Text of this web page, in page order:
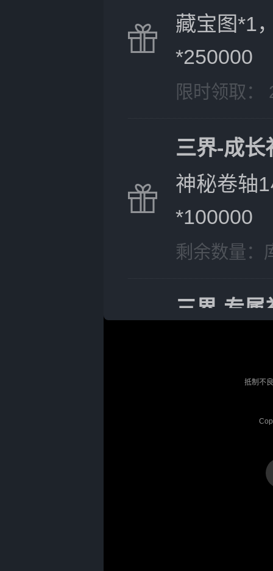
藏宝图*1
*250000
限时领取：
三界-成长
神秘卷轴
*100000
剩余数量：
三界-专属
元宝
三界-特
抵制不